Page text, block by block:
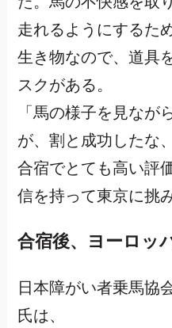
走れるようにするた
生き物なので、道具
スクがある。
「馬の様子を見なが
が、割と成功したな
合宿でとても高い評
信を持って東京に挑
合宿後、ヨーロッ
日本障がい者乗馬協
氏は、